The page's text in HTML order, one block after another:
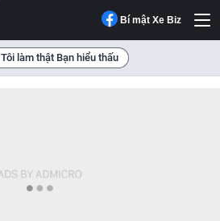
Bí mật Xe Biz
Tôi làm thật Bạn hiểu thấu